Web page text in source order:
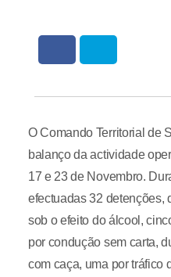
O Comando Territorial de
balanço da actividade
17 e 23 de Novembro.
efectuadas 32 detenções,
sob o efeito do álcool,
por condução sem carta,
com caça, uma por tráfico